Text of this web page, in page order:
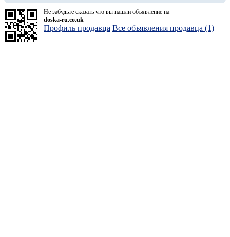
Не забудьте сказать что вы нашли объявление на
doska-ru.co.uk
Профиль продавца Все объявления продавца (1)